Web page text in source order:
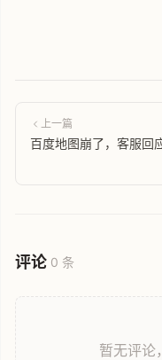
上一篇
百度地图崩了，客服回
评论 0 条
暂无评论